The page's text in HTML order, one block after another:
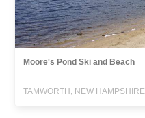
Moore's Pond Ski and Beach
TAMWORTH, NEW HAMPSHIRE